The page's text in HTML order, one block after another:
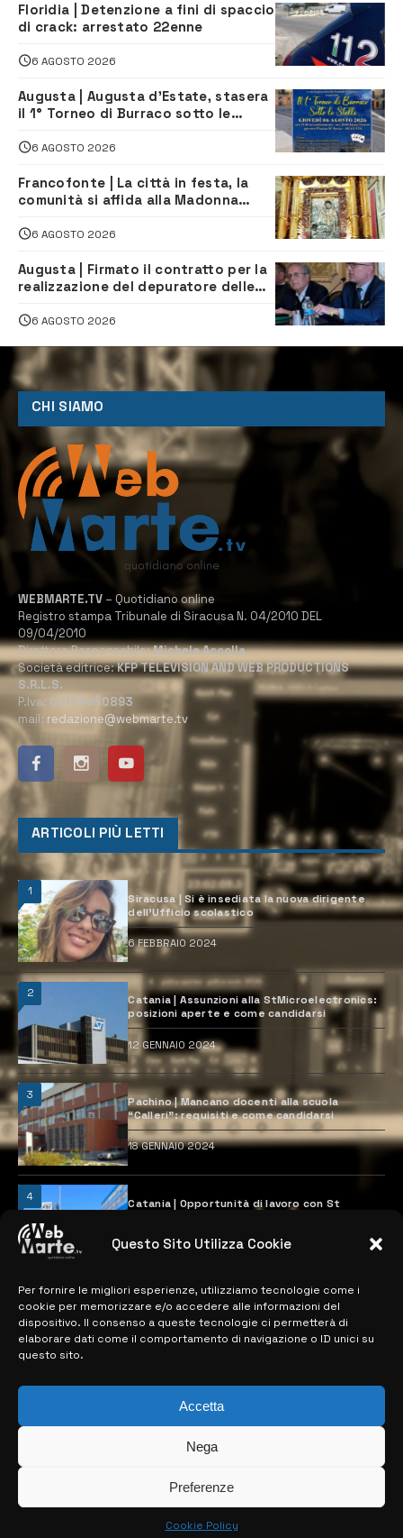
Questo Sito Utilizza Cookie
Per fornire le migliori esperienze, utilizziamo tecnologie come i
cookie per memorizzare e/o accedere alle informazioni del
dispositivo. Il consenso a queste tecnologie ci permetterà di
elaborare dati come il comportamento di navigazione o ID unici su
questo sito.
Accetta
Nega
Preferenze
Cookie Policy
Floridia | Detenzione a fini di spaccio
di crack: arrestato 22enne
6 AGOSTO 2026
Augusta | Augusta d’Estate, stasera
il 1° Torneo di Burraco sotto le
6 AGOSTO 2026
Francofonte | La città in festa, la
comunità si affida alla Madonna
6 AGOSTO 2026
Augusta | Firmato il contratto per la
realizzazione del depuratore delle
6 AGOSTO 2026
CHI SIAMO
WEBMARTE.TV – Quotidiano online
Registro stampa Tribunale di Siracusa N. 04/2010 DEL
09/04/2010
Direttore Responsabile:Michele Accolla
Società editrice:KFP TELEVISION AND WEB PRODUCTIONS
S.R.L.S.
P.Iva: 02184950893
mail: redazione@webmarte.tv
ARTICOLI PIÙ LETTI
1
Siracusa | Si è insediata la nuova dirigente
dell’Ufficio scolastico
6 FEBBRAIO 2024
2
Catania | Assunzioni alla StMicroelectronics:
posizioni aperte e come candidarsi
12 GENNAIO 2024
3
Pachino | Mancano docenti alla scuola
“Calleri”: requisiti e come candidarsi
18 GENNAIO 2024
4
Catania | Opportunità di lavoro con St
28 MARZO 2024
MAPPA DEL SITO
> NOTIZIE
> CONTATTI